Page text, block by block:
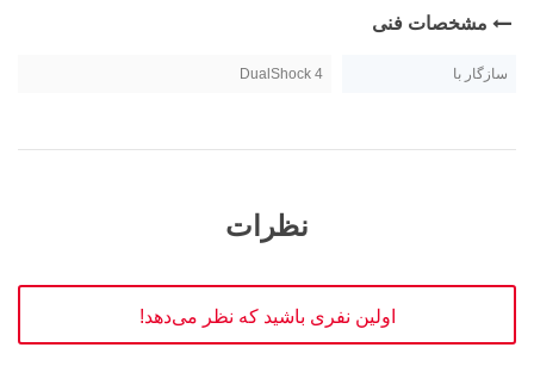
مشخصات فنی
سازگار با DualShock 4
نظرات
اولین نفری باشید که نظر می‌دهد!